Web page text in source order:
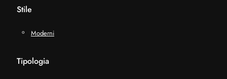
Stile
Moderni
Tipologia